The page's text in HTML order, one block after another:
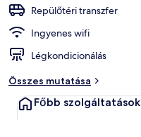
Repülőtéri transzfer
Ingyenes wifi
Légkondicionálás
Összes mutatása
Főbb szolgáltatások